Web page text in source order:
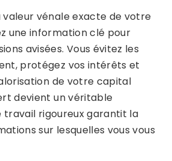
valeur vénale exacte de votre
une information clé pour
avisées. Vous évitez les
protégez vos intérêts et
de votre capital
devient un véritable
travail rigoureux garantit la
sur lesquelles vous vous